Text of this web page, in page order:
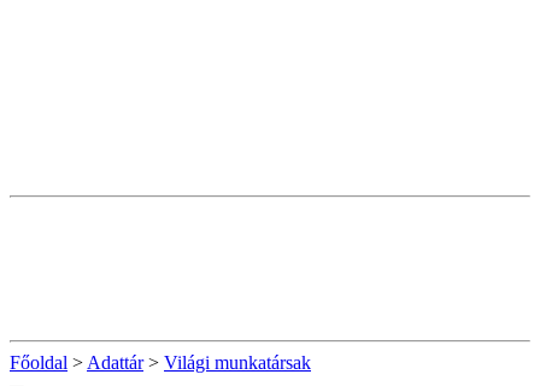
Főoldal > Adattár> Világi munkatársak